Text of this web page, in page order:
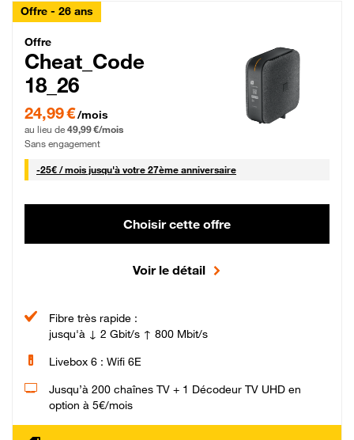
Offre - 26 ans
Cheat_Code Fibre_18_26
Offre
Cheat_Code
18_26
24,99 € par mois pendant 0 mois puis 49,99 € par mois, Sans engagement
24,99 €/mois
au lieu de 49,99 €/mois
Sans engagement
-25€ / mois25 € par mois
jusqu'à votre 27ème anniversaire
Choisir cette offre
Voir le détail
Fibre très rapide :
jusqu'à ↓ 2 Gbit/s ↑ 800 Mbit/s
Livebox 6 : Wifi 6E
Jusqu’à 200 chaînes TV + 1 Décodeur TV UHD en
option à 5€/mois